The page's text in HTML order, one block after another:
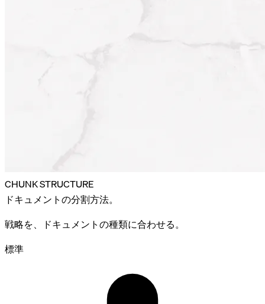
CHUNK STRUCTURE
ドキュメントの分割方法。
戦略を、ドキュメントの種類に合わせる。
標準